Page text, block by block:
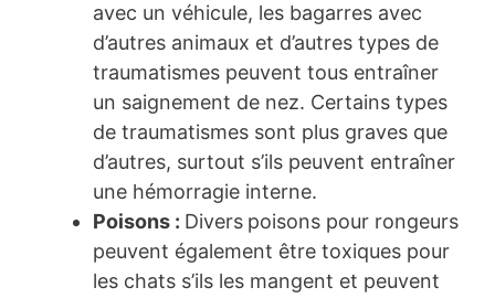
avec un véhicule, les bagarres avec
d’autres animaux et d’autres types de
traumatismes peuvent tous entraîner
un saignement de nez. Certains types
de traumatismes sont plus graves que
d’autres, surtout s’ils peuvent entraîner
une hémorragie interne.
Poisons : Divers poisons pour rongeurs
peuvent également être toxiques pour
les chats s’ils les mangent et peuvent